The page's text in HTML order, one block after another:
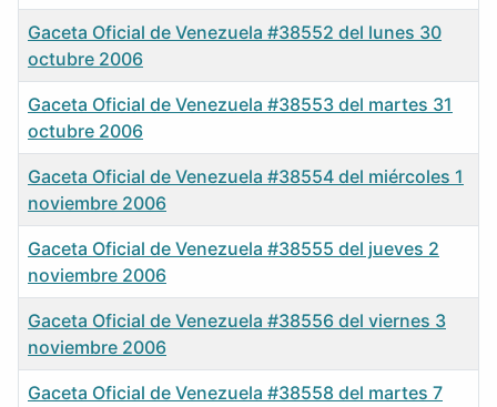
Gaceta Oficial de Venezuela #38552 del lunes 30
octubre 2006
Gaceta Oficial de Venezuela #38553 del martes 31
octubre 2006
Gaceta Oficial de Venezuela #38554 del miércoles 1
noviembre 2006
Gaceta Oficial de Venezuela #38555 del jueves 2
noviembre 2006
Gaceta Oficial de Venezuela #38556 del viernes 3
noviembre 2006
Gaceta Oficial de Venezuela #38558 del martes 7